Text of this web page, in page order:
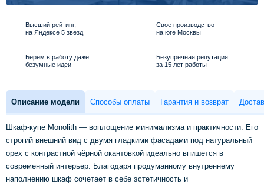
Высший рейтинг,
на Яндексе 5 звезд
Свое производство
на юге Москвы
Берем в работу даже
безумные идеи
Безупречная репутация
за 15 лет работы
Описание модели Способы оплаты Гарантия и возврат
Шкаф-купе Monolith — воплощение минимализма и практичности. Его
строгий внешний вид с двумя гладкими фасадами под натуральный
орех с контрастной чёрной окантовкой идеально впишется в
современный интерьер. Благодаря продуманному внутреннему
наполнению шкаф сочетает в себе эстетичность и